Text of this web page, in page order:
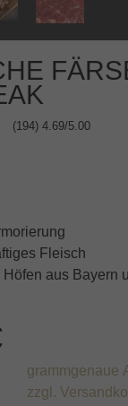
Bewertung von 4.6
(194) 4.69/5.00
Fleisch
Höfen aus Bayern
grammgenaue
zzgl.